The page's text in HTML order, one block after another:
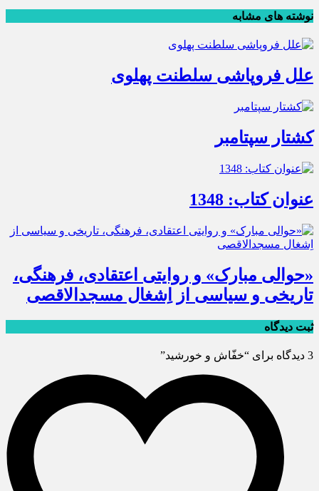
نوشته های مشابه
علل فروپاشی سلطنت پهلوی
کشتار سپتامبر
عنوان کتاب: 1348
«حوالی مبارک» و روایتی اعتقادی، فرهنگی،
تاریخی و سیاسی از اِشغال مسجدالاقصی
ثبت دیدگاه
3 دیدگاه برای “خفّاش و خورشید”